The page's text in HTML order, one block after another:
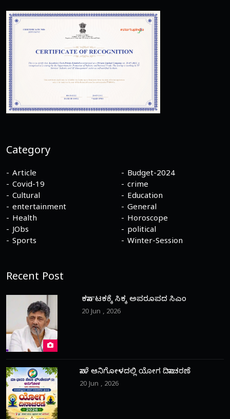
Category
Article
Budget-2024
Covid-19
crime
Cultural
Education
entertainment
General
Health
Horoscope
JObs
political
Sports
Winter-Session
Recent Post
ಕರ್ನಾಟಕಕ್ಕೆ ಸಿಕ್ಕ ಅಪರೂಪದ ಸಿಎಂ
20 Jun , 2026
ನಾಳೆ ಆನಿಗೋಳದಲ್ಲಿ ಯೋಗ ದಿನಾಚರಣೆ
20 Jun , 2026